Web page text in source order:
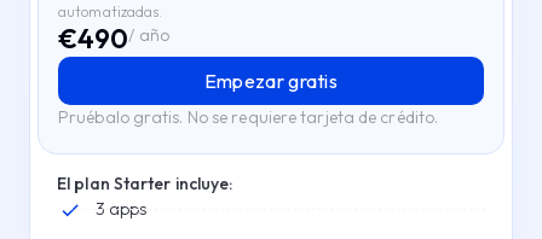
automatizadas.
€490/ año
Empezar gratis
Pruébalo gratis. No se requiere tarjeta de crédito.
El plan Starter incluye:
3 apps